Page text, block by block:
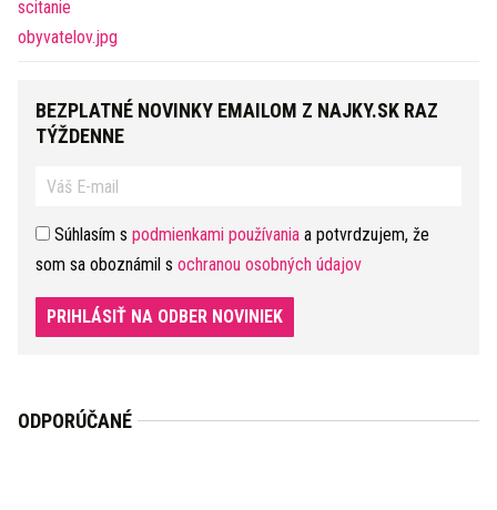
BEZPLATNÉ NOVINKY EMAILOM Z NAJKY.SK RAZ
TÝŽDENNE
Súhlasím s podmienkami používania a potvrdzujem, že
som sa oboznámil s ochranou osobných údajov
PRIHLÁSIŤ NA ODBER NOVINIEK
ODPORÚČANÉ